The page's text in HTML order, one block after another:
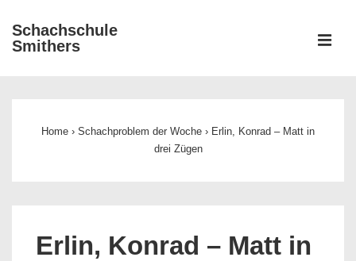
Zum
Inhalt
Schachschule
Smithers
Home › Schachproblem der Woche › Erlin, Konrad – Matt in
drei Zügen
Erlin, Konrad – Matt in